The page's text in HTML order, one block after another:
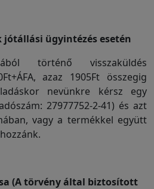
ügyintézés esetén
történő visszaküldés
azaz 1905Ft összegig
nevünkre kérsz egy
27977752-2-41) és azt
vagy a termékkel együtt
(A törvény által biztosított